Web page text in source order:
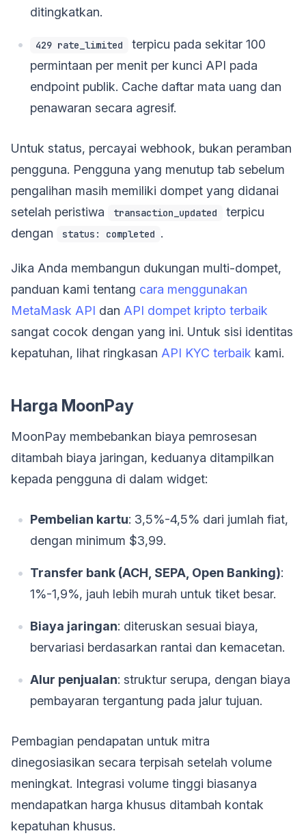
ditingkatkan.
429 rate_limited
terpicu pada sekitar 100
permintaan per menit per kunci API pada
endpoint publik. Cache daftar mata uang dan
penawaran secara agresif.
Untuk status, percayai webhook, bukan peramban
pengguna. Pengguna yang menutup tab sebelum
pengalihan masih memiliki dompet yang didanai
setelah peristiwa
transaction_updated
terpicu
dengan
status: completed .
Jika Anda membangun dukungan multi-dompet,
panduan kami tentang cara menggunakan
MetaMask API dan API dompet kripto terbaik
sangat cocok dengan yang ini. Untuk sisi identitas
kepatuhan, lihat ringkasan API KYC terbaik kami.
Harga MoonPay
MoonPay membebankan biaya pemrosesan
ditambah biaya jaringan, keduanya ditampilkan
kepada pengguna di dalam widget:
Pembelian kartu: 3,5%-4,5% dari jumlah fiat,
dengan minimum $3,99.
Transfer bank (ACH, SEPA, Open Banking):
1%-1,9%, jauh lebih murah untuk tiket besar.
Biaya jaringan: diteruskan sesuai biaya,
bervariasi berdasarkan rantai dan kemacetan.
Alur penjualan: struktur serupa, dengan biaya
pembayaran tergantung pada jalur tujuan.
Pembagian pendapatan untuk mitra
dinegosiasikan secara terpisah setelah volume
meningkat. Integrasi volume tinggi biasanya
mendapatkan harga khusus ditambah kontak
kepatuhan khusus.